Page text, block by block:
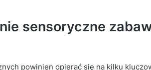
sensoryczne
powinien opierać się na kilku